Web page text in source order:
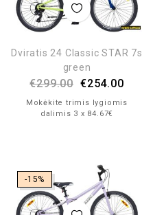
Dviratis 24 Classic STAR 7s
green
€299.00 €254.00
Mokėkite trimis lygiomis
dalimis 3 x 84.67€
-15%